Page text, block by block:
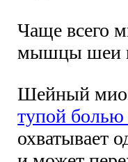
Чаще всего
мышцы шеи
Шейный
тупой
охватывает